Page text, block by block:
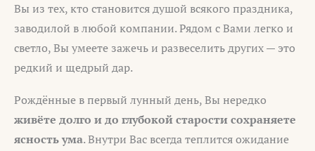
Вы из тех, кто становится душой всякого праздника,
заводилой в любой компании. Рядом с Вами легко и
светло, Вы умеете зажечь и развеселить других — это
редкий и щедрый дар.
Рождённые в первый лунный день, Вы нередко
живёте долго и до глубокой старости сохраняете
ясность ума. Внутри Вас всегда теплится ожидание